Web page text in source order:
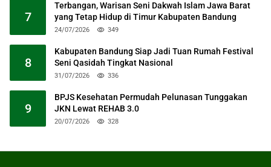
7
Terbangan, Warisan Seni Dakwah Islam Jawa Barat
yang Tetap Hidup di Timur Kabupaten Bandung
24/07/2026 349
8
Kabupaten Bandung Siap Jadi Tuan Rumah Festival
Seni Qasidah Tingkat Nasional
31/07/2026 336
9
BPJS Kesehatan Permudah Pelunasan Tunggakan
JKN Lewat REHAB 3.0
20/07/2026 328